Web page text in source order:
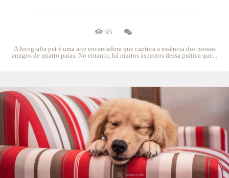
95
A fotografia pet é uma arte encantadora que captura a essência dos nossos
amigos de quatro patas. No entanto, há muitos aspectos dessa prática que...